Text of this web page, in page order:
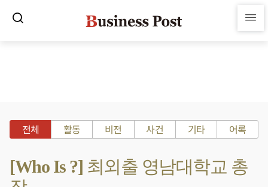
전체 활동 비전 사건 기타 어록
[Who Is ?] 최외출 영남대학교 총